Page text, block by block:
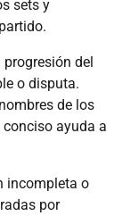
sets y
del
o disputa.
de los
ayuda a
incompleta o
por